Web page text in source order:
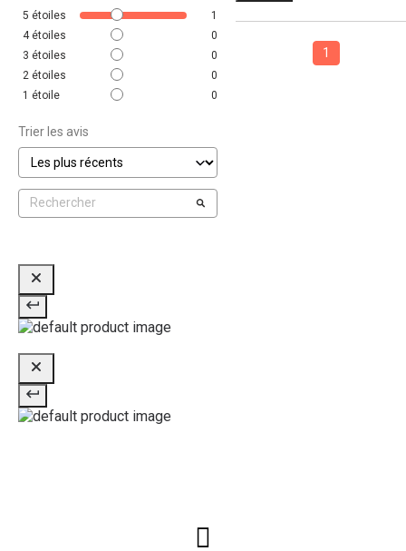
5 étoiles
1
4 étoiles
0
3 étoiles
0
2 étoiles
0
1 étoile 0
Trier les avis
1